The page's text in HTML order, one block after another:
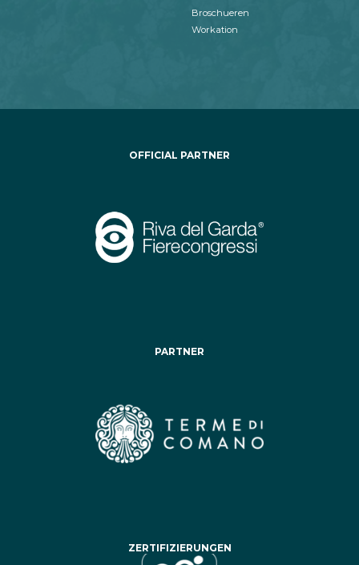
Broschueren
Workation
OFFICIAL PARTNER
PARTNER
ZERTIFIZIERUNGEN